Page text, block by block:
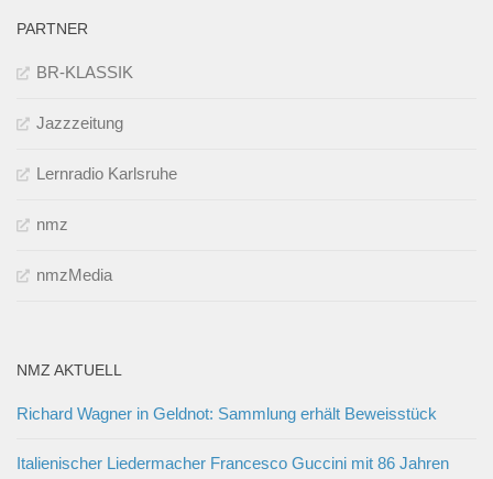
PARTNER
BR-KLASSIK
Jazzzeitung
Lernradio Karlsruhe
nmz
nmzMedia
NMZ AKTUELL
Richard Wagner in Geldnot: Sammlung erhält Beweisstück
Italienischer Liedermacher Francesco Guccini mit 86 Jahren